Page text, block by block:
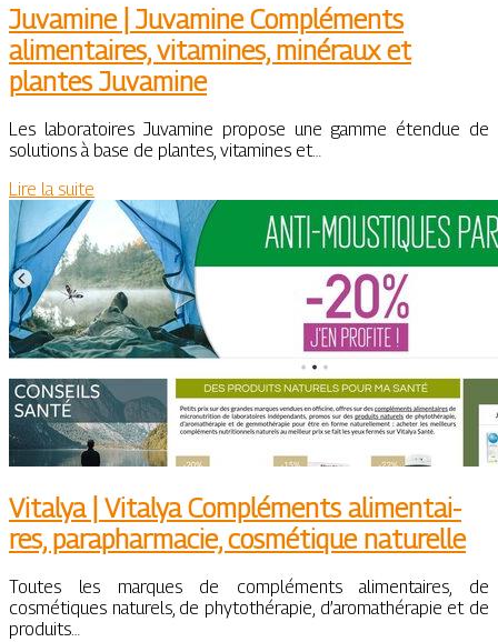
Juvamine | Juvamine Compléments
alimen­tai­res, vitamines, minéraux et
plantes Juvamine
Les laboratoires Juvamine propose une gamme étendue de
solutions à base de plantes, vitamines et…
Lire la suite
Vitalya | Vitalya Compléments alimen­tai­
res, parap­har­ma­cie, cosmétique naturelle
Toutes les marques de compléments alimentaires, de
cosmétiques naturels, de phytothérapie, d’aromathérapie et de
produits…